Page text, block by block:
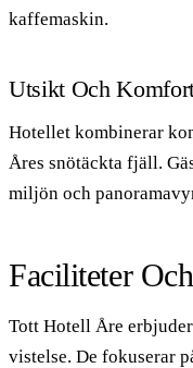
kaffemaskin.
Utsikt Och
Hotellet kombinerar
Åres snötäckta fjäll.
miljön och
Faciliteter
Tott Hotell Åre
vistelse. De fokuserar